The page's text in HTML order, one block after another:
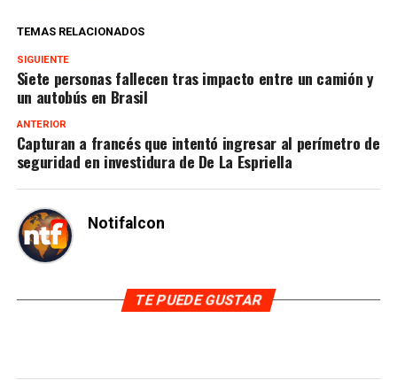
TEMAS RELACIONADOS
SIGUIENTE
Siete personas fallecen tras impacto entre un camión y
un autobús en Brasil
ANTERIOR
Capturan a francés que intentó ingresar al perímetro de
seguridad en investidura de De La Espriella
Notifalcon
TE PUEDE GUSTAR